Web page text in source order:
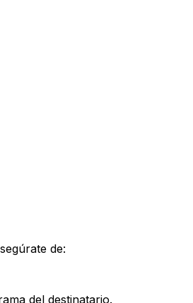
de:
del destinatario.